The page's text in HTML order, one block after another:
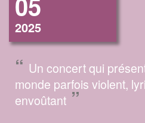
2025
“ Un concert qui
monde parfois violent,
envoûtant ”